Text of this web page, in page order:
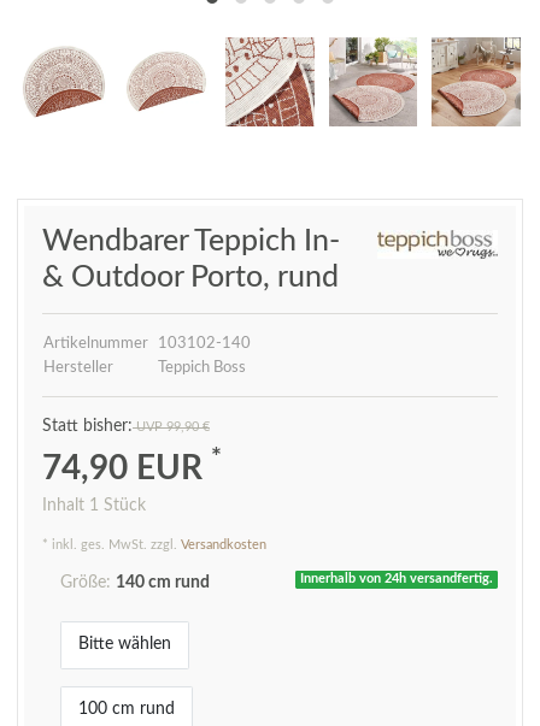
Wendbarer Teppich In-
& Outdoor Porto, rund
Artikelnummer
103102-140
Hersteller
Teppich Boss
UVP 99,90 €
74,90 EUR *
Inhalt 1 Stück
* inkl. ges. MwSt. zzgl. Versandkosten
Innerhalb von 24h versandfertig.
Größe: 140 cm rund
Bitte wählen
100 cm rund